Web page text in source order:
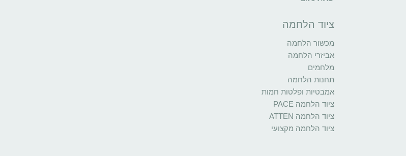
ציוד הלחמה
מכשור הלחמה
אביזרי הלחמה
מלחמים
תחנות הלחמה
אמבטיות ופלטות חמות
ציוד הלחמה PACE
ציוד הלחמה ATTEN
ציוד הלחמה מקצועי